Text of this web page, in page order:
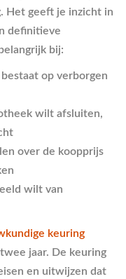
Het geeft je inzicht in
definitieve
bij:
op verborgen
wilt afsluiten,
over de koopprijs
wilt van
keuring
jaar. De keuring
en uitwijzen dat